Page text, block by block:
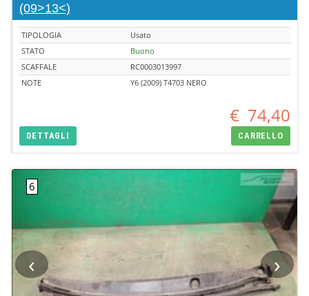
(09>13<)
TIPOLOGIA
Usato
STATO
Buono
SCAFFALE
RC0003013997
NOTE
Y6 (2009) T4703 NERO
€ 74,40
DETTAGLI CARRELLO
‹ ›